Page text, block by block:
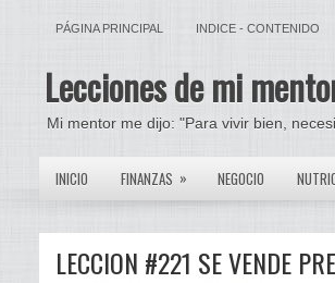
PÁGINA PRINCIPAL INDICE - CONTENIDO
Lecciones de mi
Mi mentor me dijo: "Para vivir bien,
INICIO FINANZAS » NEGOCIO
LECCION #221 SE VENDE